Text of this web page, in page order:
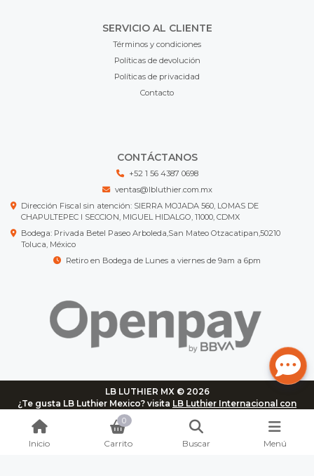
SERVICIO AL CLIENTE
Términos y condiciones
Políticas de devolución
Políticas de privacidad
Contacto
CONTÁCTANOS
+52 1 56 4387 0698
ventas@lbluthier.com.mx
Dirección Fiscal sin atención: SIERRA MOJADA 560, LOMAS DE
CHAPULTEPEC I SECCION, MIGUEL HIDALGO, 11000, CDMX
Bodega: Privada Betel Paseo Arboleda,San Mateo Otzacatipan,50210
Toluca, México
Retiro en Bodega de Lunes a viernes de 9am a 6pm
LB LUTHIER MX © 2026
¿Te gusta LB Luthier Mexico? visita LB Luthier Internacional con
más de 3.000 productos disponibles
Inicio
0
Carrito Buscar Menú